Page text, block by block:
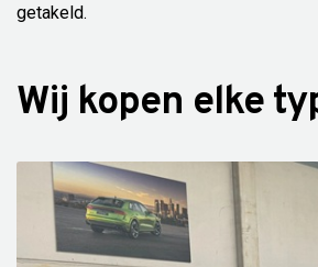
getakeld.
Wij kopen elke